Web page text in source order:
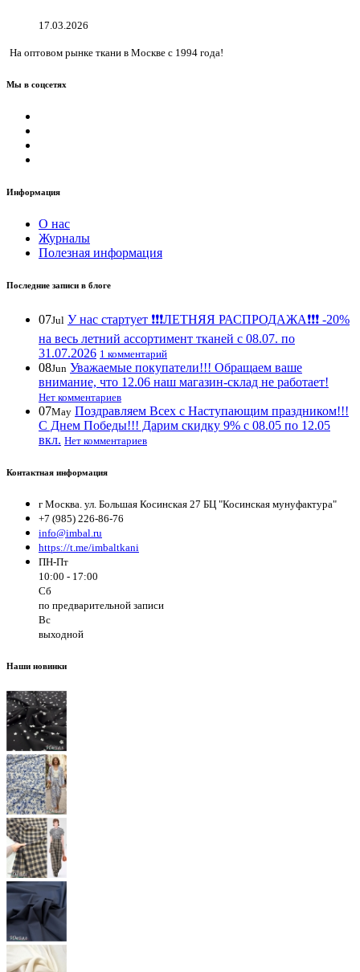
17.03.2026
На оптовом рынке ткани в Москве с 1994 года!
Мы в соцсетях
Информация
О нас
Журналы
Полезная информация
Последние записи в блоге
07Jul У нас стартует ❗️❗️❗️ЛЕТНЯЯ РАСПРОДАЖА❗️❗️❗️ -20%
на весь летний ассортимент тканей с 08.07. по
31.07.2026 1 комментарий
08Jun Уважаемые покупатели!!! Обращаем ваше
внимание, что 12.06 наш магазин-склад не работает!
Нет комментариев
07May Поздравляем Всех с Наступающим праздником!!!
С Днем Победы!!! Дарим скидку 9% с 08.05 по 12.05
вкл. Нет комментариев
Контактная информация
г Москва. ул. Большая Косинская 27 БЦ "Косинская мунуфактура"
+7 (985) 226-86-76
info@imbal.ru
https://t.me/imbaltkani
ПН-Пт
10:00 - 17:00
Сб
по предварительной записи
Вс
выходной
Наши новинки